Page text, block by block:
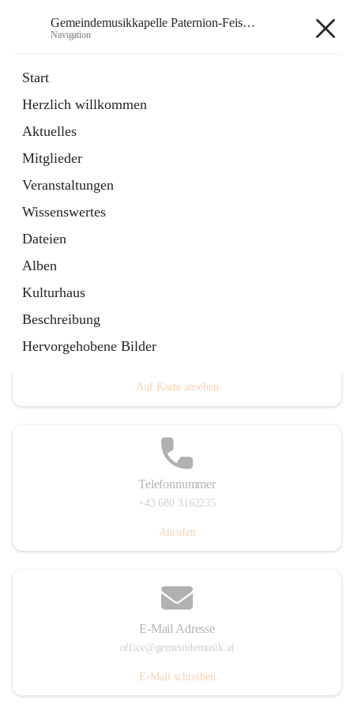
Gemeindemusikkapelle Paternion-Feistritz
Navigation
Start
Herzlich willkommen
Aktuelles
Mitglieder
Veranstaltungen
Wissenswertes
Dateien
Alben
Kulturhaus
Beschreibung
Hervorgehobene Bilder
Instagram
Externe Webseite
öffnet
in
neuem
Tab
Externe Webseite
in
Tab
Hauptadresse
Auf Karte ansehen
Telefonnummer
+43 680 3162235
Anrufen
E-Mail Adresse
office@gemeindemusik.at
E-Mail schreiben